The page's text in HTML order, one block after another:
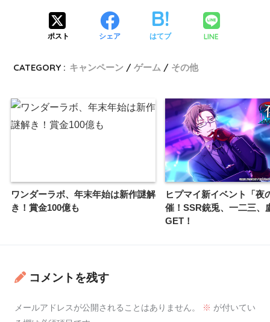
ポスト シェア はてブ LINE
CATEGORY : キャンペーン ゲーム その他
ワンダーラボ、年末年始は新作謎解
き！賞金100億も
ヒプマイ新イベント「夜
催！SSR銃兎、一二三、
GET！
コメントを残す
メールアドレスが公開されることはありません。 ※ が付いてい